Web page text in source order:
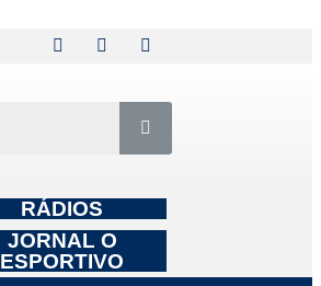
RÁDIOS
JORNAL O
ESPORTIVO